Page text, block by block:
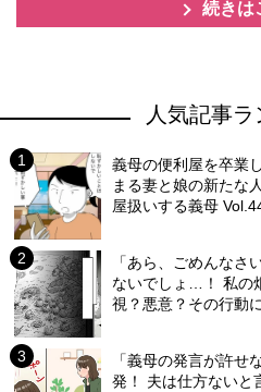
続きは
人気記事
義母の便利屋を卒業
まる妻と娘の新たな
屋扱いする義母 Vol.44
「あら、ごめんなさ
ないでしょ…！ 私の
視？悪意？その行動
「義母の発言が許
発！ 夫は仕方ないと